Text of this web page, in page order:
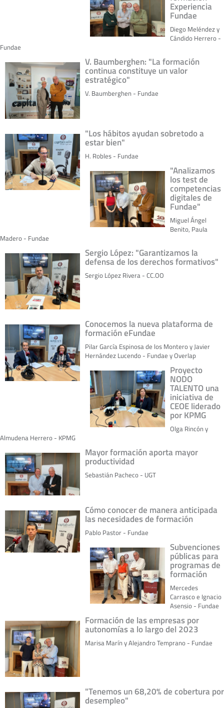
Experiencia
Fundae
Diego Meléndez y
Cándido Herrero -
Fundae
V. Baumberghen: "La formación
continua constituye un valor
estratégico"
V. Baumberghen - Fundae
"Los hábitos ayudan sobretodo a
estar bien"
H. Robles - Fundae
"Analizamos
los test de
competencias
digitales de
Fundae"
Miguel Ángel
Benito, Paula
Madero - Fundae
Sergio López: "Garantizamos la
defensa de los derechos formativos"
Sergio López Rivera - CC.OO
Conocemos la nueva plataforma de
formación eFundae
Pilar García Espinosa de los Montero y Javier
Hernández Lucendo - Fundae y Overlap
Proyecto
NODO
TALENTO una
iniciativa de
CEOE liderado
por KPMG
Olga Rincón y
Almudena Herrero - KPMG
Mayor formación aporta mayor
productividad
Sebastián Pacheco - UGT
Cómo conocer de manera anticipada
las necesidades de formación
Pablo Pastor - Fundae
Subvenciones
públicas para
programas de
formación
Mercedes
Carrasco e Ignacio
Asensio - Fundae
Formación de las empresas por
autonomías a lo largo del 2023
Marisa Marín y Alejandro Temprano - Fundae
"Tenemos un 68,20% de cobertura por
desempleo"